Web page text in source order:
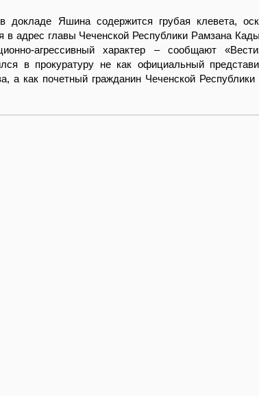
докладе Яшина содержится грубая клевета,
в адрес главы Чеченской Республики Рамзана
агрессивный характер – сообщают
в прокуратуру не как официальный
а как почетный гражданин Чеченской Республики